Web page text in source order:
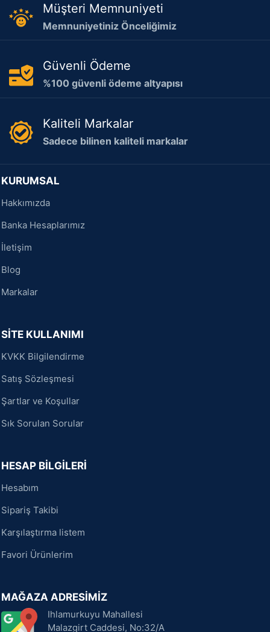
Müşteri Memnuniyeti
Memnuniyetiniz Önceliğimiz
Güvenli Ödeme
%100 güvenli ödeme altyapısı
Kaliteli Markalar
Sadece bilinen kaliteli markalar
KURUMSAL
Hakkımızda
Banka Hesaplarımız
İletişim
Blog
Markalar
SİTE KULLANIMI
KVKK Bilgilendirme
Satış Sözleşmesi
Şartlar ve Koşullar
Sık Sorulan Sorular
HESAP BİLGİLERİ
Hesabım
Sipariş Takibi
Karşılaştırma listem
Favori Ürünlerim
MAĞAZA ADRESİMİZ
Ihlamurkuyu Mahallesi
Malazgirt Caddesi, No:32/A